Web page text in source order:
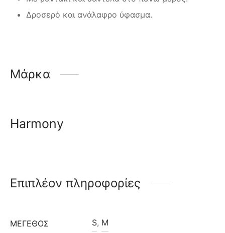
Δροσερό και ανάλαφρο ύφασμα.
Μάρκα
Harmony
Επιπλέον πληροφορίες
ΜΈΓΕΘΟΣ S, M